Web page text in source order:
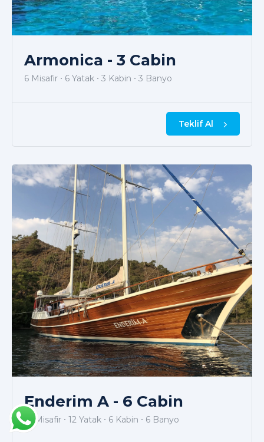
Armonica - 3 Cabin
6 Misafir 6 Yatak 3 Kabin 3 Banyo
Teklif Al
Enderim A - 6 Cabin
12 Misafir 12 Yatak 6 Kabin 6 Banyo